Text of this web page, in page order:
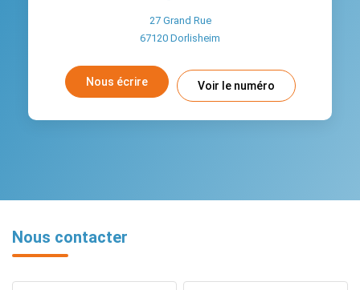
27 Grand Rue
67120 Dorlisheim
Nous écrire Voir le numéro
Nous contacter